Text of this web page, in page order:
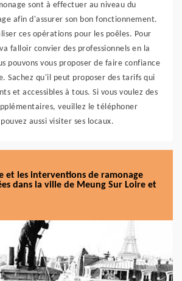
sont à effectuer au niveau du
afin d'assurer son bon fonctionnement.
ces opérations pour les poêles. Pour
falloir convier des professionnels en la
pouvons vous proposer de faire confiance
Sachez qu'il peut proposer des tarifs qui
et accessibles à tous. Si vous voulez des
veuillez le téléphoner
aussi visiter ses locaux.
et les interventions de ramonage
dans la ville de Meung Sur Loire et